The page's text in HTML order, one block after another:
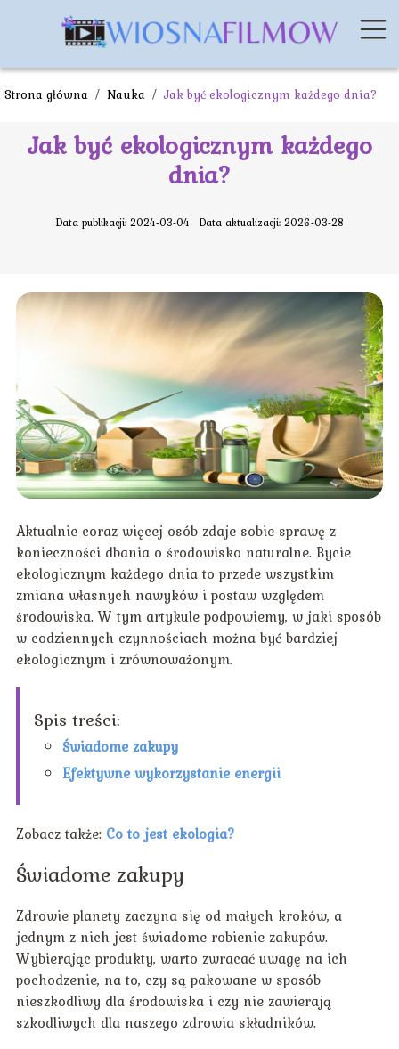
Strona główna / Nauka /Jak być ekologicznym każdego dnia?
Jak być ekologicznym każdego
dnia?
Data publikacji: 2024-03-04 Data aktualizacji: 2026-03-28
Aktualnie coraz więcej osób zdaje sobie sprawę z
konieczności dbania o środowisko naturalne. Bycie
ekologicznym każdego dnia to przede wszystkim
zmiana własnych nawyków i postaw względem
środowiska. W tym artykule podpowiemy, w jaki sposób
w codziennych czynnościach można być bardziej
ekologicznym i zrównoważonym.
Spis treści:
Świadome zakupy
Efektywne wykorzystanie energii
Zobacz także: Co to jest ekologia?
Świadome zakupy
Zdrowie planety zaczyna się od małych kroków, a
jednym z nich jest świadome robienie zakupów.
Wybierając produkty, warto zwracać uwagę na ich
pochodzenie, na to, czy są pakowane w sposób
nieszkodliwy dla środowiska i czy nie zawierają
szkodliwych dla naszego zdrowia składników.